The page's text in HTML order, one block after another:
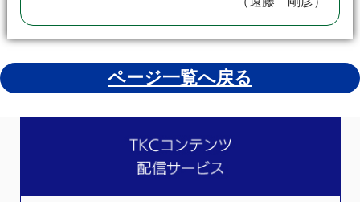
ページ一覧へ戻る